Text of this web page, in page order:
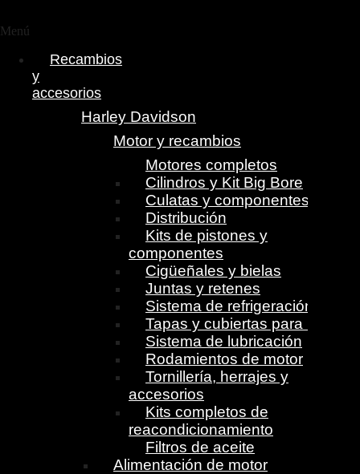
Menú
Recambios
y
accesorios
Harley Davidson
Motor y recambios
Motores completos
Cilindros y Kit Big Bore
Culatas y componentes
Distribución
Kits de pistones y
componentes
Cigüeñales y bielas
Juntas y retenes
Sistema de refrigeración
Tapas y cubiertas para motor
Sistema de lubricación
Rodamientos de motor
Tornillería, herrajes y
accesorios
Kits completos de
reacondicionamiento
Filtros de aceite
Alimentación de motor